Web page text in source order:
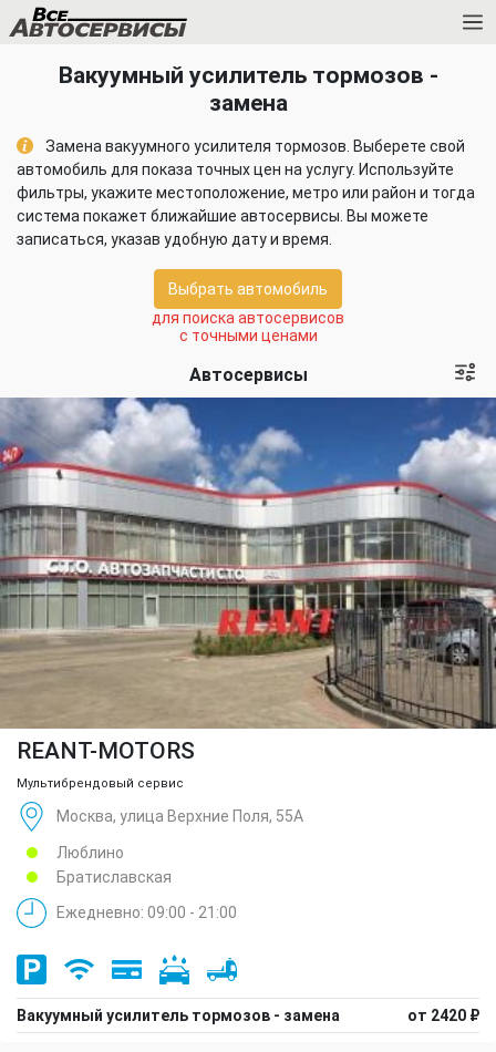
Вакуумный усилитель тормозов -
замена
Замена вакуумного усилителя тормозов. Выберете свой
автомобиль для показа точных цен на услугу. Используйте
фильтры, укажите местоположение, метро или район и тогда
система покажет ближайшие автосервисы. Вы можете
записаться, указав удобную дату и время.
Выбрать автомобиль
для поиска автосервисов
с точными ценами
Автосервисы
REANT-MOTORS
Мультибрендовый сервис
Москва, улица Верхние Поля, 55А
Люблино
Братиславская
Ежедневно: 09:00 - 21:00
Вакуумный усилитель тормозов - замена от 2420 ₽